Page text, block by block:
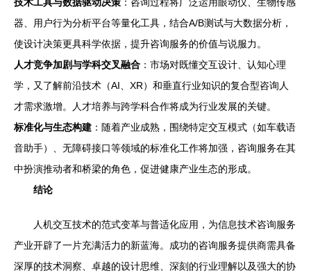
器、用户行为分析平台等量化工具，结合A/B测试与大数据分析，
使设计决策更具科学依据，提升咨询服务的价值与说服力。
人才竞争加剧与学科交叉融合 ：市场对既懂交互设计、认知心理
学，又了解前沿技术（AI、XR）和垂直行业知识的复合型咨询人
才需求激增。人才培养与跨学科合作将成为行业发展的关键。
标准化与生态构建 ：随着产业成熟，围绕特定交互模式（如车载语
音助手）、无障碍接口等领域的标准化工作将加强，咨询服务在其
中扮演推动者和桥梁的角色，促进健康产业生态的形成。
结论
人机交互技术的范式变革与普适化应用，为信息技术咨询服务
产业开辟了一片充满活力的新蓝海。成功的咨询服务提供商需具备
深厚的技术洞察、卓越的设计思维、深刻的行业理解以及强大的协